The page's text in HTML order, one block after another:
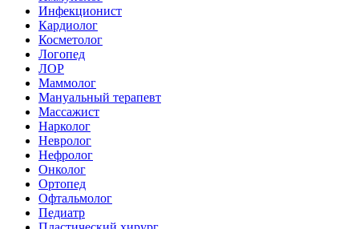
Инфекционист
Кардиолог
Косметолог
Логопед
ЛОР
Маммолог
Мануальный терапевт
Массажист
Нарколог
Невролог
Нефролог
Онколог
Ортопед
Офтальмолог
Педиатр